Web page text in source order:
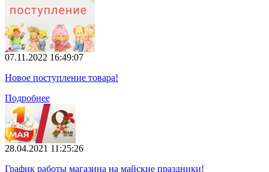
07.11.2022 16:49:07
Новое поступление товара!
Подробнее
28.04.2021 11:25:26
График работы магазина на майские праздники!